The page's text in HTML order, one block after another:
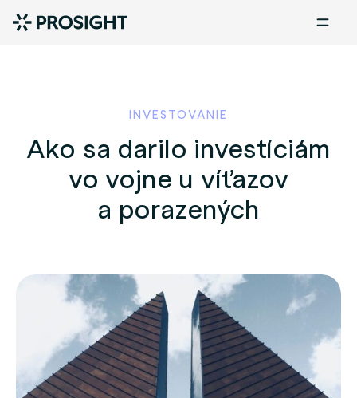
INVESTOVANIE
Ako sa darilo investíciám
vo vojne u víťazov
a porazených